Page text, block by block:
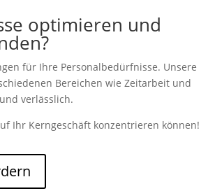
optimieren und
für Ihre Personalbedürfnisse. Unsere
Bereichen wie Zeitarbeit und
verlässlich.
Ihr Kerngeschäft konzentrieren können!